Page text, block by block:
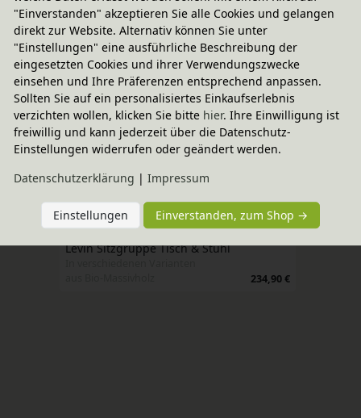
20 - 22 cm
Tischhöhe
38 - 42 cm
25 cm -
44 cm -
Wird oft zusammen gekauft
-20% Code Größe 2
Levin Sitzgruppe Tisch & Stuhl
234,90 €
"Einverstanden" akzeptieren Sie alle Cookies und gelangen
direkt zur Website. Alternativ können Sie unter
"Einstellungen" eine ausführliche Beschreibung der
eingesetzten Cookies und ihrer Verwendungszwecke
einsehen und Ihre Präferenzen entsprechend anpassen.
Sollten Sie auf ein personalisiertes Einkaufserlebnis
verzichten wollen, klicken Sie bitte hier. Ihre Einwilligung ist
freiwillig und kann jederzeit über die Datenschutz-
Einstellungen widerrufen oder geändert werden.
Daten­schutz­erklärung | Impressum
Einstellungen Einverstanden, zum Shop →